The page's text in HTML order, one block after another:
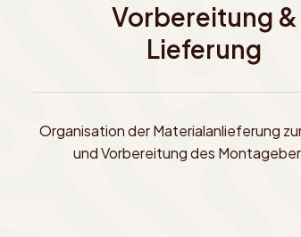
Vorbereitung &
Lieferung
Organisation der Materialanlieferung
und Vorbereitung des